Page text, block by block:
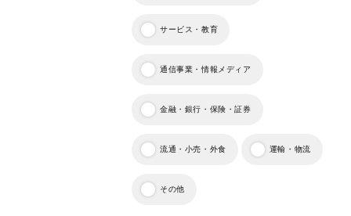
サービス・教育
通信事業・情報メディア
金融・銀行・保険・証券
流通・小売・外食 運輸・物流
その他